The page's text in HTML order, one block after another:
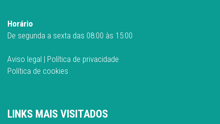
Horário
De segunda a sexta das 08:00 às 15:00
Aviso legal | Política de privacidade
Política de cookies
LINKS MAIS VISITADOS